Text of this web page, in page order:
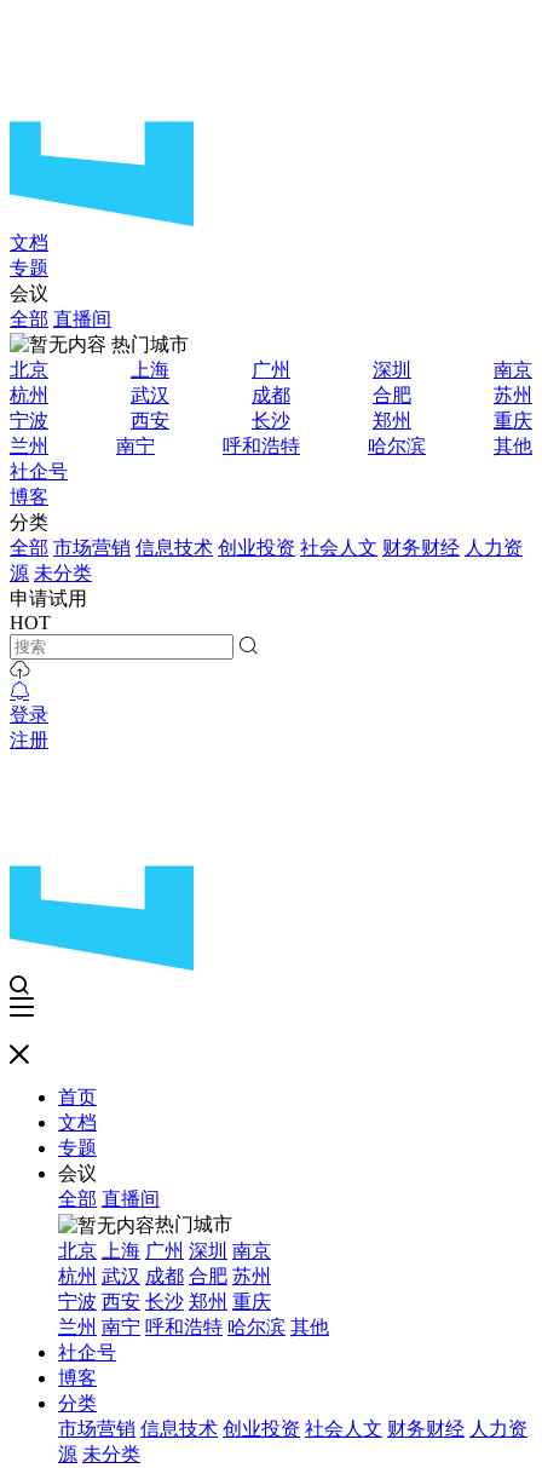
文档
专题
会议
全部 直播间
热门城市
北京
上海 广州 深圳
南京
杭州
武汉 成都 合肥
苏州
宁波
西安 长沙 郑州
重庆
兰州
南宁 呼和浩特 哈尔滨
其他
社企号
博客
分类
全部 市场营销 信息技术 创业投资 社会人文 财务财经 人力资
源 未分类
申请试用
HOT
登录
注册
首页
文档
专题
会议
全部 直播间
热门城市
北京
上海 广州 深圳 南京
杭州 武汉 成都 合肥 苏州
宁波 西安 长沙 郑州 重庆
兰州 南宁 呼和浩特 哈尔滨 其他
社企号
博客
分类
市场营销 信息技术 创业投资 社会人文 财务财经 人力资
源 未分类